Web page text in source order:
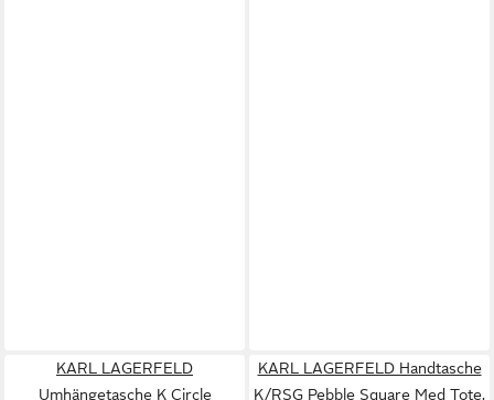
KARL LAGERFELD
Umhängetasche K Circle
KARL LAGERFELD Handtasche
K/RSG Pebble Square Med Tote,